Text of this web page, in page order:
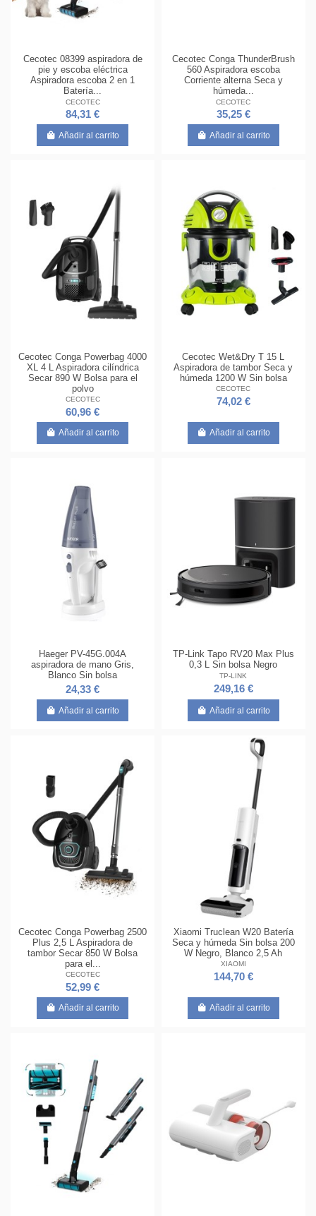
Cecotec 08399 aspiradora de
pie y escoba eléctrica
Aspiradora escoba 2 en 1
Batería...
CECOTEC
84,31 €
Añadir al carrito
Cecotec Conga ThunderBrush
560 Aspiradora escoba
Corriente alterna Seca y
húmeda...
CECOTEC
35,25 €
Añadir al carrito
Cecotec Conga Powerbag 4000
XL 4 L Aspiradora cilíndrica
Secar 890 W Bolsa para el
polvo
CECOTEC
60,96 €
Añadir al carrito
Cecotec Wet&Dry T 15 L
Aspiradora de tambor Seca y
húmeda 1200 W Sin bolsa
CECOTEC
74,02 €
Añadir al carrito
Haeger PV-45G.004A
aspiradora de mano Gris,
Blanco Sin bolsa
24,33 €
Añadir al carrito
TP-Link Tapo RV20 Max Plus
0,3 L Sin bolsa Negro
TP-LINK
249,16 €
Añadir al carrito
Cecotec Conga Powerbag 2500
Plus 2,5 L Aspiradora de
tambor Secar 850 W Bolsa
para el...
CECOTEC
52,99 €
Añadir al carrito
Xiaomi Truclean W20 Batería
Seca y húmeda Sin bolsa 200
W Negro, Blanco 2,5 Ah
XIAOMI
144,70 €
Añadir al carrito